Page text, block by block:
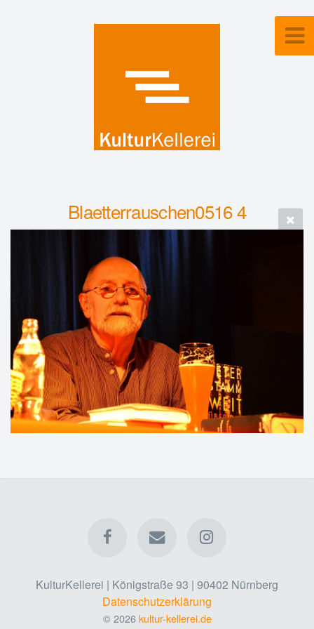
Blaetterrauschen0516 4
KulturKellerei | Königstraße 93 | 90402 Nürnberg
Datenschutzerklärung
© 2026kultur-kellerei.de